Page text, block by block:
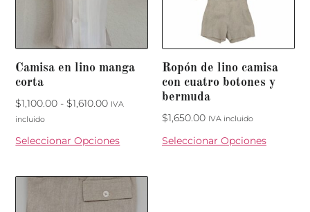
Camisa en lino manga
corta
$1,100.00 - $1,610.00 IVA
incluido
Seleccionar Opciones
Ropón de lino camisa
con cuatro botones y
bermuda
$1,650.00 IVA incluido
Seleccionar Opciones